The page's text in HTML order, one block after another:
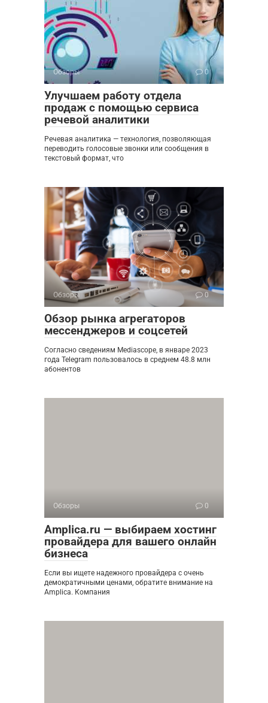
Обзоры 0
Улучшаем работу отдела
продаж с помощью сервиса
речевой аналитики
Речевая аналитика — технология, позволяющая
переводить голосовые звонки или сообщения в
текстовый формат, что
Обзоры 0
Обзор рынка агрегаторов
мессенджеров и соцсетей
Согласно сведениям Mediascope, в январе 2023
года Telegram пользовалось в среднем 48.8 млн
абонентов
Обзоры 0
Amplica.ru — выбираем хостинг
провайдера для вашего онлайн
бизнеса
Если вы ищете надежного провайдера с очень
демократичными ценами, обратите внимание на
Amplica. Компания